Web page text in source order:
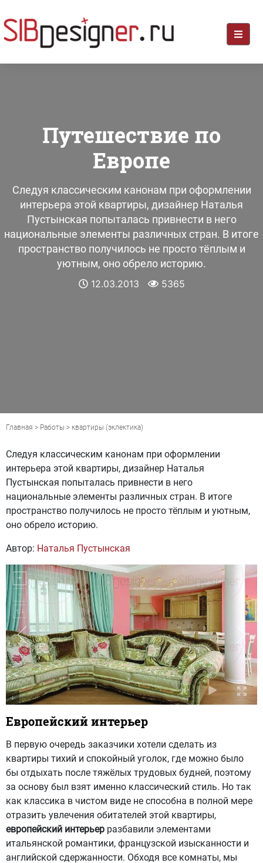
Путешествие по
Европе
Следуя классическим канонам при оформлении
интерьера этой квартиры, дизайнер Наталья
Пустынская попыталась привнести в него
национальные элементы различных стран. В итоге
пространство получилось не просто тёплым и
уютным, оно обрело историю.
12.03.2013 5365
Главная > Работы > квартиры (эклектика)
Следуя классическим канонам при оформлении
интерьера этой квартиры, дизайнер Наталья
Пустынская попыталась привнести в него
национальные элементы различных стран. В итоге
пространство получилось не просто тёплым и уютным,
оно обрело историю.
Автор: Наталья Пустынская
Европейский интерьер
В первую очередь заказчики хотели сделать из
квартиры тихий и спокойный уголок, где можно было
бы отдыхать после тяжёлых трудовых будней, поэтому
за основу был взят именно классический стиль. Но так
как классика в чистом виде не способна в полной мере
отразить увлечения обитателей этой квартиры,
европейский интерьер разбавили элементами
итальянской романтики, французской изысканности и
английской сдержанности. Обходя все комнаты, мы